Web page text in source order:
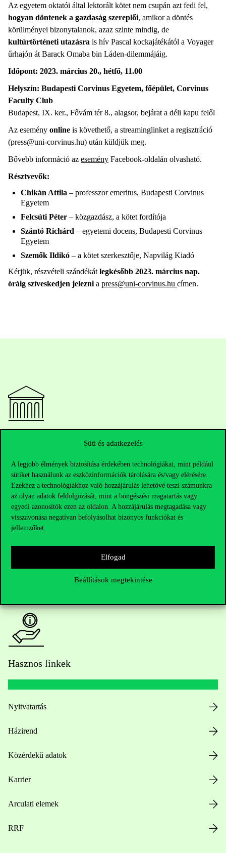
Süti és adatkezelés
A legjobb élmények biztosítása érdekében technológiákat, mint például
sütiket használunk az eszközinformációk tárolására és/vagy elérésére.
Ezekhez a technológiákhoz való hozzájárulás lehetővé teszi számunkra
az olyan adatok feldolgozását, mint a böngészési magatartás vagy
egyedi azonosítók ezen az oldalon. A hozzájárulás megtagadása vagy
visszavonása negatívan befolyásolhat bizonyos funkciókat és
jellemzőket.
Elfogad
Beállítások megtekintése
Az egyetem oktatói által lektorált kötet nem csupán azt fedi fel,
hogyan döntenek a gazdaság szereplői, amikor a döntés
körülményei bizonytalanok, azaz szinte mindig, de
kultúrtörténeti utazásra is hív Pascal kockajátékától a Voyager
űrhajón át Barack Omaba bin Láden-dilemmájáig.
Időpont: 2023. március 20., hétfő, 11.00
Helyszín: Budapesti Corvinus Egyetem, főépület, Corvinus
Faculty Club
Budapest, IX. ker., Fővám tér 8., alagsor, bejárat a déli kapu felől
Az esemény online is követhető, a streaminglinket a regisztráció
(press@uni-corvinus.hu) után küldjük meg.
Bővebb információ az esemény Facebook-oldalán olvasható.
Résztvevők:
Chikán Attila – professzor emeritus, Budapesti Corvinus
Egyetem
Felcsúti Péter – közgazdász, a kötet fordítója
Szántó Richárd – egyetemi docens, Budapesti Corvinus
Egyetem
Szemők Ildikó – a kötet szerkesztője, Napvilág Kiadó
Kérjük, részvételi szándékát legkésőbb 2023. március nap.
óráig szíveskedjen jelezni a press@uni-corvinus.hu címen.
Telefonszám: +36 1 482 5000
Kérdésed van a felvételivel kapcsolatban?
Oktatói elérhetőségek
HUB jelenlegi hallgatóinknak
press@uni-corvinus.hu
Hasznos linkek
Nyitvatartás
Házirend
Közérdekű adatok
Karrier
Arculati elemek
RRF